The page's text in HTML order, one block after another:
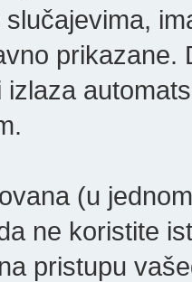
izlaza
(u
ne koristite
pristupu